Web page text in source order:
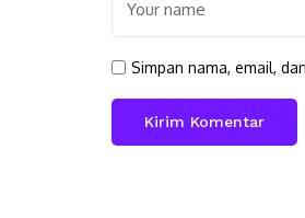
Simpan nama, email,